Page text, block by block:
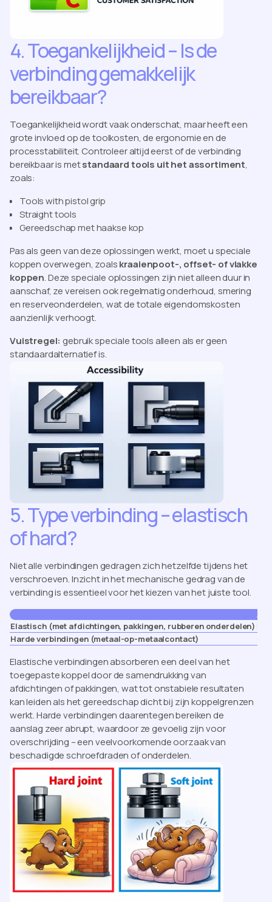
4. Toegankelijkheid – Is de
verbinding gemakkelijk
bereikbaar?
Toegankelijkheid wordt vaak onderschat, maar heeft een
grote invloed op de toolkosten, de ergonomie en de
processtabiliteit. Controleer altijd eerst of de verbinding
bereikbaar is metstandaard tools uit het assortiment,
zoals:
Tools with pistol grip
Straight tools
Gereedschap met haakse kop
Pas als geen van deze oplossingen werkt, moet u speciale
koppen overwegen, zoalskraaienpoot-, offset- of vlakke
koppen. Deze speciale oplossingen zijn niet alleen duur in
aanschaf, ze vereisen ook regelmatig onderhoud, smering
en reserveonderdelen, wat de totale eigendomskosten
aanzienlijk verhoogt.
Vuistregel: gebruik speciale tools alleen als er geen
standaardalternatief is.
5. Type verbinding – elastisch
of hard?
Niet alle verbindingen gedragen zich hetzelfde tijdens het
verschroeven. Inzicht in het mechanische gedrag van de
verbinding is essentieel voor het kiezen van het juiste tool.
Elastisch (met afdichtingen, pakkingen, rubberen onderdelen)
Harde verbindingen (metaal-op-metaalcontact)
Elastische verbindingen absorberen een deel van het
toegepaste koppel door de samendrukking van
afdichtingen of pakkingen, wat tot onstabiele resultaten
kan leiden als het gereedschap dicht bij zijn koppelgrenzen
werkt. Harde verbindingen daarentegen bereiken de
aanslag zeer abrupt, waardoor ze gevoelig zijn voor
overschrijding – een veelvoorkomende oorzaak van
beschadigde schroefdraden of onderdelen.